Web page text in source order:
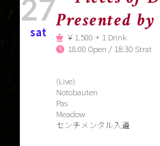
27
sat
Presented
￥1.500 + 1 Drink
18:00 Open / 18:30 Strat
(Live)
Notobauten
Pas
Meadow
センチメンタル入道